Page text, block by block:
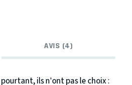
AVIS (4)
ils n’ont pas le choix :